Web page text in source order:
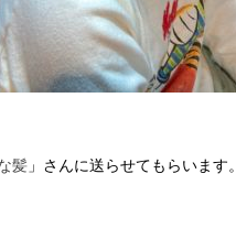
髪」さんに送らせてもらいます。